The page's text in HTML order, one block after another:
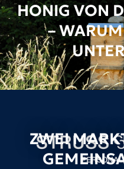
HONIG VON
–
ZWEI